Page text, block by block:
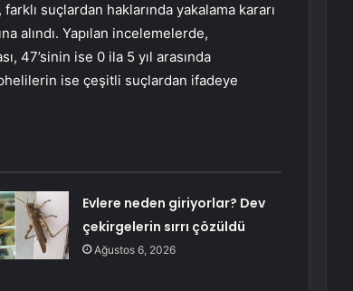
suçlardan haklarında yakalama kararı
alındı. Yapılan incelemelerde,
47’sinin ise 0 ila 5 yıl arasında
ise çeşitli suçlardan ifadeye
Evlere neden giriyorlar? Dev
çekirgelerin sırrı çözüldü
Ağustos 6, 2026